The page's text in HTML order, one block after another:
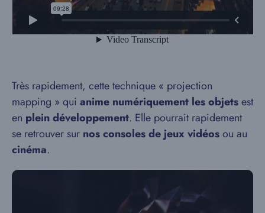
Très rapidement, cette technique « projection
mapping » qui anime numériquement les objetsest
en plein développement. Elle pourrait rapidement
se retrouver sur nos consoles de jeux vidéosou au
cinéma.